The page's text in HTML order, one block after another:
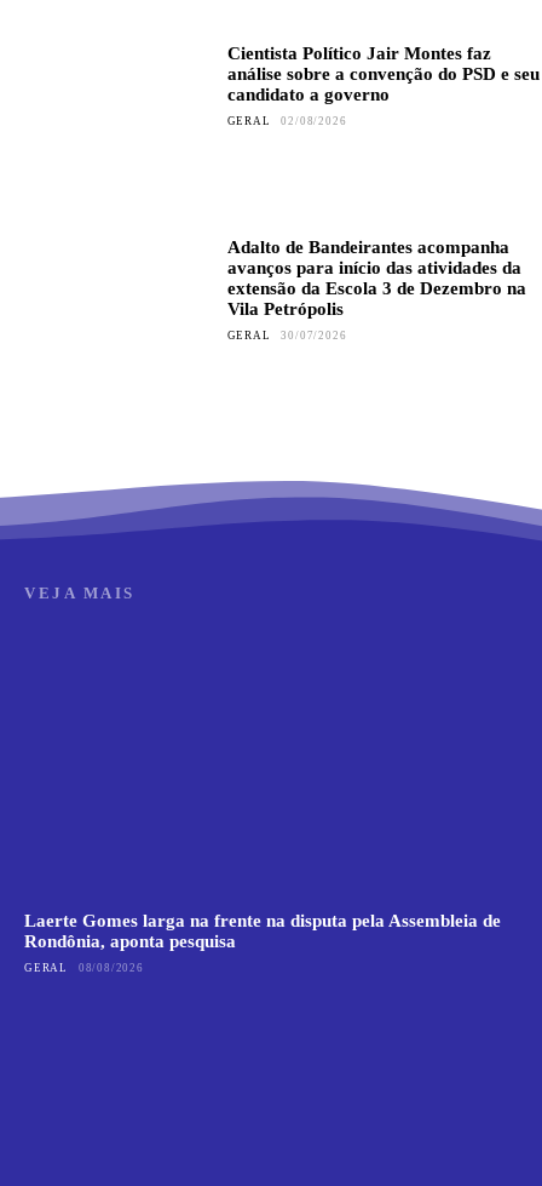
Cientista Político Jair Montes faz
análise sobre a convenção do PSD e seu
candidato a governo
GERAL 02/08/2026
Adalto de Bandeirantes acompanha
avanços para início das atividades da
extensão da Escola 3 de Dezembro na
Vila Petrópolis
GERAL 30/07/2026
VEJA MAIS
Laerte Gomes larga na frente na disputa pela Assembleia de
Rondônia, aponta pesquisa
GERAL 08/08/2026